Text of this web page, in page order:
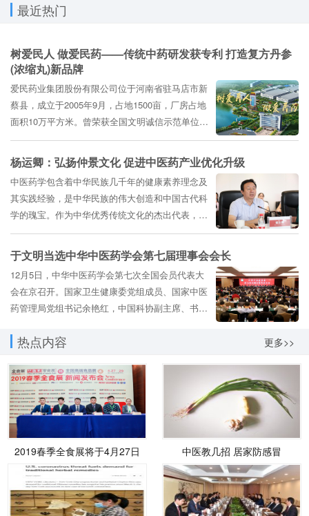
最近热门
树爱民人 做爱民药——传统中药研发获专利 打造复方丹参
(浓缩丸)新品牌
爱民药业集团股份有限公司位于河南省驻马店市新
蔡县，成立于2005年9月，占地1500亩，厂房占地
面积10万平方米。曾荣获全国文明诚信示范单位、
河南省十大经营诚信示范单位、河南省五一劳动...
杨运卿：弘扬仲景文化 促进中医药产业优化升级
中医药学包含着中华民族几千年的健康素养理念及
其实践经验，是中华民族的伟大创造和中国古代科
学的瑰宝。作为中华优秀传统文化的杰出代表，中
医药以其博大精深、兼容并蓄，逐渐成为中华文化
最为重要的载体之一。为挖掘弘扬传统中医药文
化，振兴我国中医药事业，近日，新华网在医圣张
仲景的...
于文明当选中华中医药学会第七届理事会会长
12月5日，中华中医药学会第七次全国会员代表大
会在京召开。国家卫生健康委党组成员、国家中医
药管理局党组书记余艳红，中国科协副主席、书记
热点内容 更多>>
2019春季全食展将于4月27日
厦门举行
中医教几招 居家防感冒